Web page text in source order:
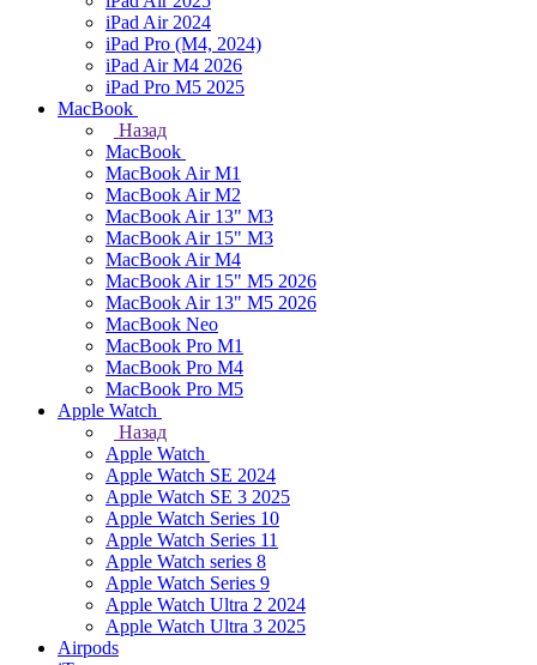
iPad Air 2024
iPad Pro (M4, 2024)
iPad Air M4 2026
iPad Pro M5 2025
MacBook
Назад
MacBook
MacBook Air M1
MacBook Air M2
MacBook Air 13" M3
MacBook Air 15" M3
MacBook Air M4
MacBook Air 15" М5 2026
MacBook Air 13" М5 2026
MacBook Neo
MacBook Pro M1
MacBook Pro M4
MacBook Pro M5
Apple Watch
Назад
Apple Watch
Apple Watch SE 2024
Apple Watch SE 3 2025
Apple Watch Series 10
Apple Watch Series 11
Apple Watch series 8
Apple Watch Series 9
Apple Watch Ultra 2 2024
Apple Watch Ultra 3 2025
Airpods